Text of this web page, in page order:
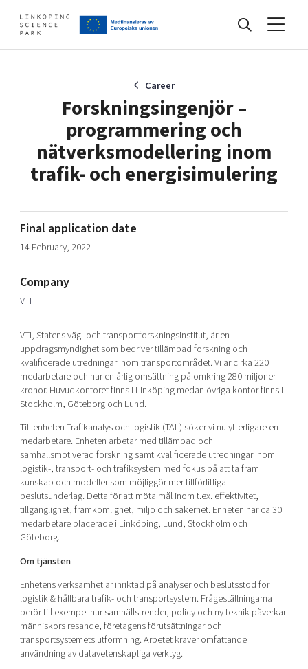
Find your network
Cybersecurity
Internet of Things
Global talent
Visual technologies
Shaping cities and regions
Bright East
East Sweden Tech Women
Current offers and activities
Develop your company
Upgrade your skills & master new ones
Tech startups
Talent & skills
Startup & industry collaboration
Offers to boost your business
Funding opportunities
About
Our story, mission & vision
Our community of companies
Projects
Publications
Project toolbox
Our clusters
Reach out to us
Locations
Today's lunch in Mjärdevi
Career
Forskningsingenjör –
programmering och
nätverksmodellering inom
trafik- och energisimulering
Final application date
14 February, 2022
Company
VTI
VTI, Statens väg- och transportforskningsinstitut, är en
uppdragsmyndighet som bedriver tillämpad forskning och
kvalificerade utredningar inom transportområdet. Vi är cirka 220
medarbetare och har en årlig omsättning på omkring 280 miljoner
kronor. Huvudkontoret finns i Linköping medan övriga kontor finns i
Stockholm, Göteborg och Lund.
Till enheten Trafikanalys och logistik (TAL) söker vi nu ytterligare en
medarbetare. Enheten arbetar med tillämpad och
samhällsmotiverad forskning samt kvalificerade utredningar inom
logistik-, transport- och trafiksystem med fokus på att ta fram
kunskap och modeller som möjliggör mer tillförlitliga
beslutsunderlag. Detta för att möta mål inom t.ex. effektivitet,
tillgänglighet, framkomlighet, miljö och säkerhet. Enheten har ca 30
medarbetare placerade i Linköping, Lund, Stockholm och
Göteborg.
Om tjänsten
Enhetens verksamhet är inriktad på analyser och beslutsstöd för
logistik & hållbara trafik- och transportsystem. Frågeställningarna
berör till exempel hur samhällstrender, policy och ny teknik påverkar
människors resande, företagens förutsättningar och
transportsystemets utformning. Arbetet kräver omfattande
användning av datavetenskapliga verktyg.